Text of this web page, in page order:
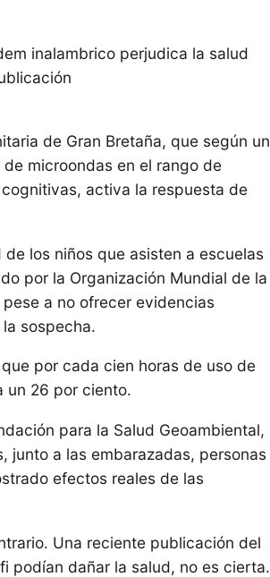
inalambrico perjudica la salud
de Gran Bretaña, que según un
microondas en el rango de
activa la respuesta de
los niños que asisten a escuelas
por la Organización Mundial de la
a no ofrecer evidencias
sospecha.
por cada cien horas de uso de
un 26 por ciento.
para la Salud Geoambiental,
junto a las embarazadas, personas
efectos reales de las
Una reciente publicación del
podían dañar la salud, no es cierta.